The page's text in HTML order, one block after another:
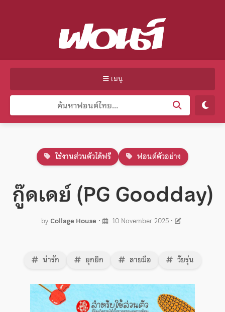
เมนู
ใช้งานส่วนตัวได้ฟรี ฟอนต์ตัวอย่าง
กู๊ดเดย์ (PG Goodday)
by Collage House • 10 November 2025 •
น่ารัก ยุกยิก ลายมือ วัยรุ่น